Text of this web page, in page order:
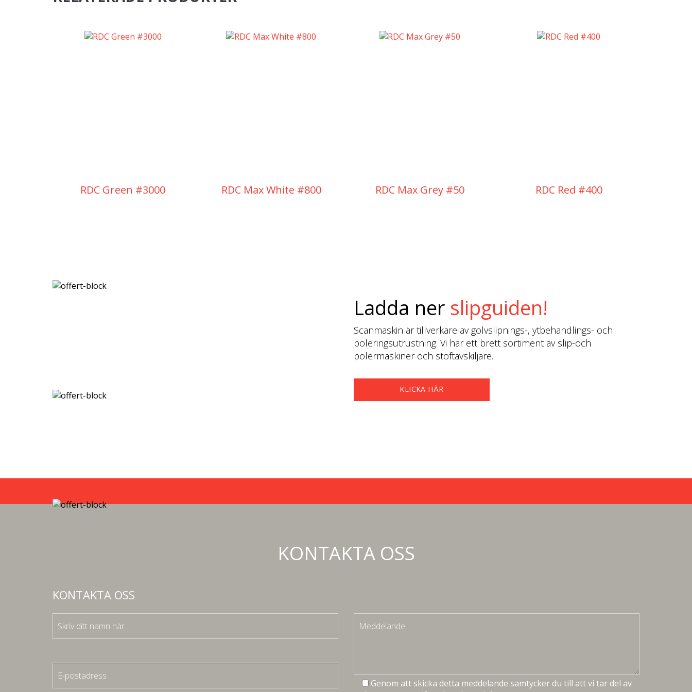
RDC Green #3000 RDC Max White #800 RDC Max Grey #50 RDC Red #400
Ladda ner slipguiden!
Scanmaskin är tillverkare av golvslipnings-, ytbehandlings- och
poleringsutrustning. Vi har ett brett sortiment av slip-och
polermaskiner och stoftavskiljare.
KLICKA HÄR
KONTAKTA OSS
KONTAKTA OSS
Genom att skicka detta meddelande samtycker du till att vi tar del av